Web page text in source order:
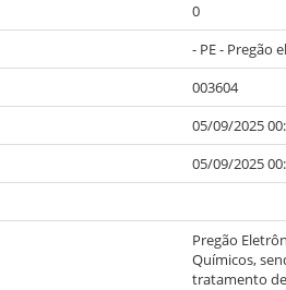
0
- PE - Pregão
003604
05/09/2025
05/09/2025
Pregão
Químicos,
tratamento